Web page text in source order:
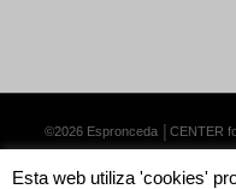
©2026 Espronceda │CENTER
Esta web utiliza 'cookies'